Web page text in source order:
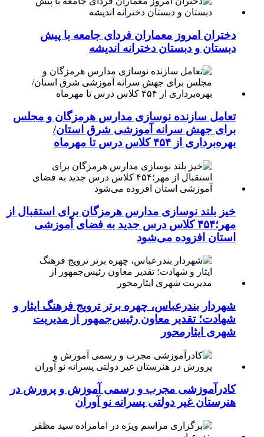
دختران امروز معماران فردای جامعه با پیش
دبستان و دبستان دخترانه اندیشه
تعامل سازنده نوسازی مدارس هرمزگان و مجلس
برای جهش سرانه آموزشی شرق استان/
بهره‌برداری از ۴۵۴ کلاس درس تا مهرماه
خیز بلند نوسازی مدارس هرمزگان برای استقبال از
مهر؛۴۵۴ کلاس درس جدید به فضای آموزشی
استان افزوده می‌شود
شهردار بندرعباس، چهره برتر ترویج فرهنگ ایثار و
شهادت؛ تقدیر معاون رئیس‌جمهور از مدیریت
شهری ایثارمحور
کادرآموزشی مجرب و رسمی آموزش و پرورش در
هنرستان غیر دولتی پسرانه نو آوران